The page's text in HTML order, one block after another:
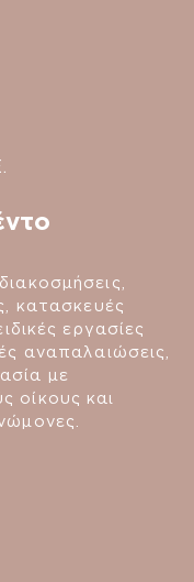
κατασκευές
εργασίες
αναπαλαιώσεις,
με
οίκους και